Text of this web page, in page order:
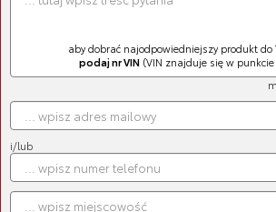
Układ hamulcowy (204)
Układ elektryczny (87)
Wycieraczki (98)
Zawieszenie (199)
Silnik (125)
Układ napędowy (32)
aby dobrać najodpowiedniejszy produkt do
podaj nr VIN(VIN znajduje się w punkcie
i/lub